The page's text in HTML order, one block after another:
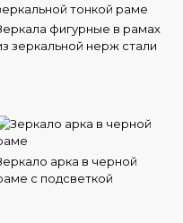
фигурные в рамах
зеркальной нерж стали
арка в черной
с подсветкой